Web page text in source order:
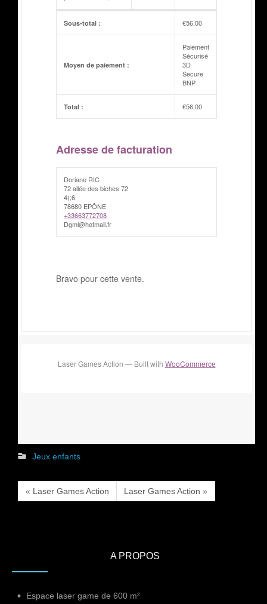
Sous-total : €56,00
Moyen de paiement :
Paiement
Sécurisé
3D
Secure
BNP
Total : €56,00
Adresse de facturation
Doriane RIC
72 allée des biches 72
4(;6
78680 EPÔNE
+33663772708
Dgml@hotmail.fr
Bravo pour cette vente.
Laser Games Action — Built with WooCommerce
Jeux enfants
« Laser Games Action Laser Games Action »
A PROPOS
Espace laser game de 600 m²